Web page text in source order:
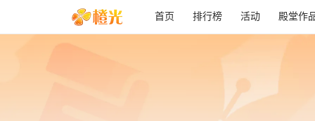
首页 排行榜 活动 殿堂作